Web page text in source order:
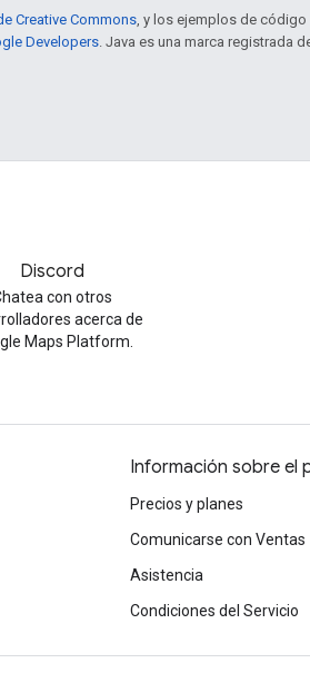
Creative Commons , y los ejemplos de código
Developers . Java es una marca registrada
Discord
con otros
acerca de
Maps Platform.
Información sobre el
Precios y planes
Comunicarse con Ventas
Asistencia
Condiciones del Servicio